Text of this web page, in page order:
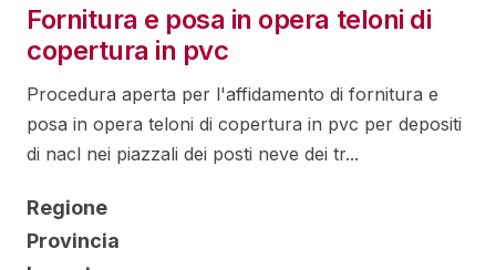
Fornitura e posa in opera teloni di
copertura in pvc
Procedura aperta per l'affidamento di fornitura e
posa in opera teloni di copertura in pvc per depositi
di nacl nei piazzali dei posti neve dei tr...
Regione
Provincia